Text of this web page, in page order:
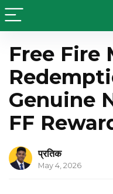
Free Fire
Genuine
FF
प्रतिक
May 4, 2026